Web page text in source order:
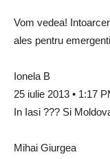
Vom vedea!
ales pentru
Ionela B
25 iulie 2013 • 1:17
In Iasi ??? Si
Mihai Giurgea